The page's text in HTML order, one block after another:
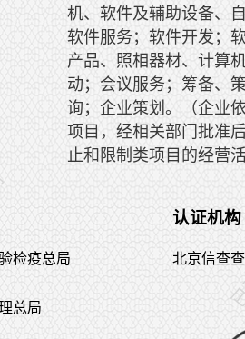
机、软件及辅助设备、
软件服务；软件开发；
产品、照相器材、计算
动；会议服务；筹备、
询；企业策划。（企业
项目，经相关部门批准
止和限制类项目的经营
检疫总局
总局
认证机构
北京信查